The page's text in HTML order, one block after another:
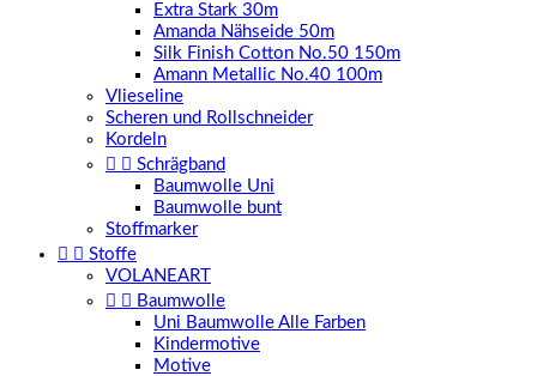
Extra Stark 30m
Amanda Nähseide 50m
Silk Finish Cotton No.50 150m
Amann Metallic No.40 100m
Vlieseline
Scheren und Rollschneider
Kordeln
  Schrägband
Baumwolle Uni
Baumwolle bunt
Stoffmarker
  Stoffe
VOLANEART
  Baumwolle
Uni Baumwolle Alle Farben
Kindermotive
Motive